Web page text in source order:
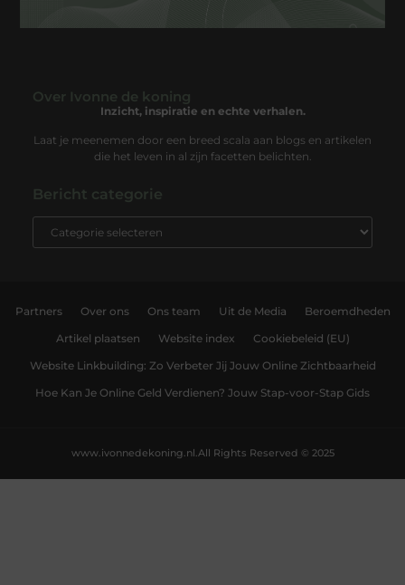
Over Ivonne de koning
Inzicht, inspiratie en echte verhalen.
Laat je meenemen door een breed scala aan blogs en artikelen
die het leven in al zijn facetten belichten.
Bericht categorie
Partners Over ons Ons team Uit de Media Beroemdheden
Artikel plaatsen Website index Cookiebeleid (EU)
Website Linkbuilding: Zo Verbeter Jij Jouw Online Zichtbaarheid
Hoe Kan Je Online Geld Verdienen? Jouw Stap-voor-Stap Gids
All Rights Reserved © 2025
www.ivonnedekoning.nl.